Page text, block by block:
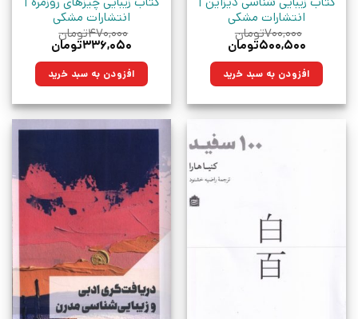
انتشارات مشکی
۷۰۰,۰۰۰تومان
قیمت
۷۰۰,۰۰۰تومان
بود.
۵۰۰,۵۰۰تومان
۵۰۰,۵۰۰تومان.افزودن به سبد خرید
انتشارات مشکی
۴۷۰,۰۰۰تومان
قیمت
۴۷۰,۰۰۰تومان
بود.
۳۳۶,۰۵۰تومان
۳۳۶,۰۵۰تومان.افزودن به سبد خرید